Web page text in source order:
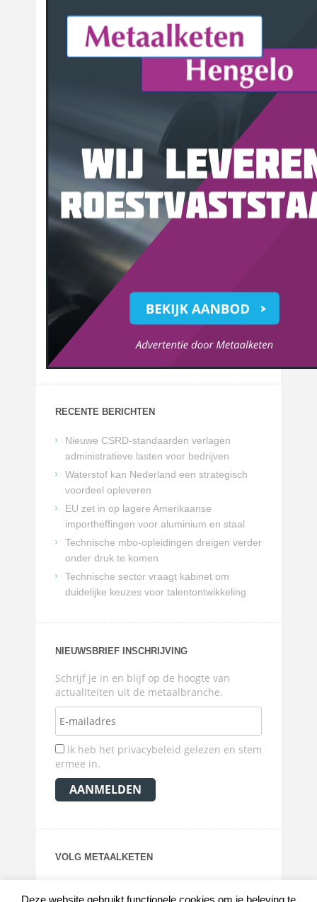
RECENTE BERICHTEN
Nieuwe CSRD-standaarden verlagen
administratieve lasten voor bedrijven
Waterstof kan Nederland een strategisch
voordeel opleveren
EU zet in op lagere Amerikaanse
importheffingen voor aluminium en staal
Technische mbo-opleidingen dreigen verder
onder druk te komen
Technische sector vraagt kabinet om
duidelijke keuzes voor talentontwikkeling
NIEUWSBRIEF INSCHRIJVING
Schrijf je in en blijf op de hoogte van
actualiteiten uit de metaalbranche.
Ik heb het privacybeleid gelezen en stem
ermee in.
VOLG METAALKETEN
Deze website gebruikt functionele cookies om je beleving te